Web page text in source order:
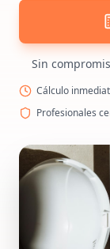
Sin
Cálculo
Profesionales